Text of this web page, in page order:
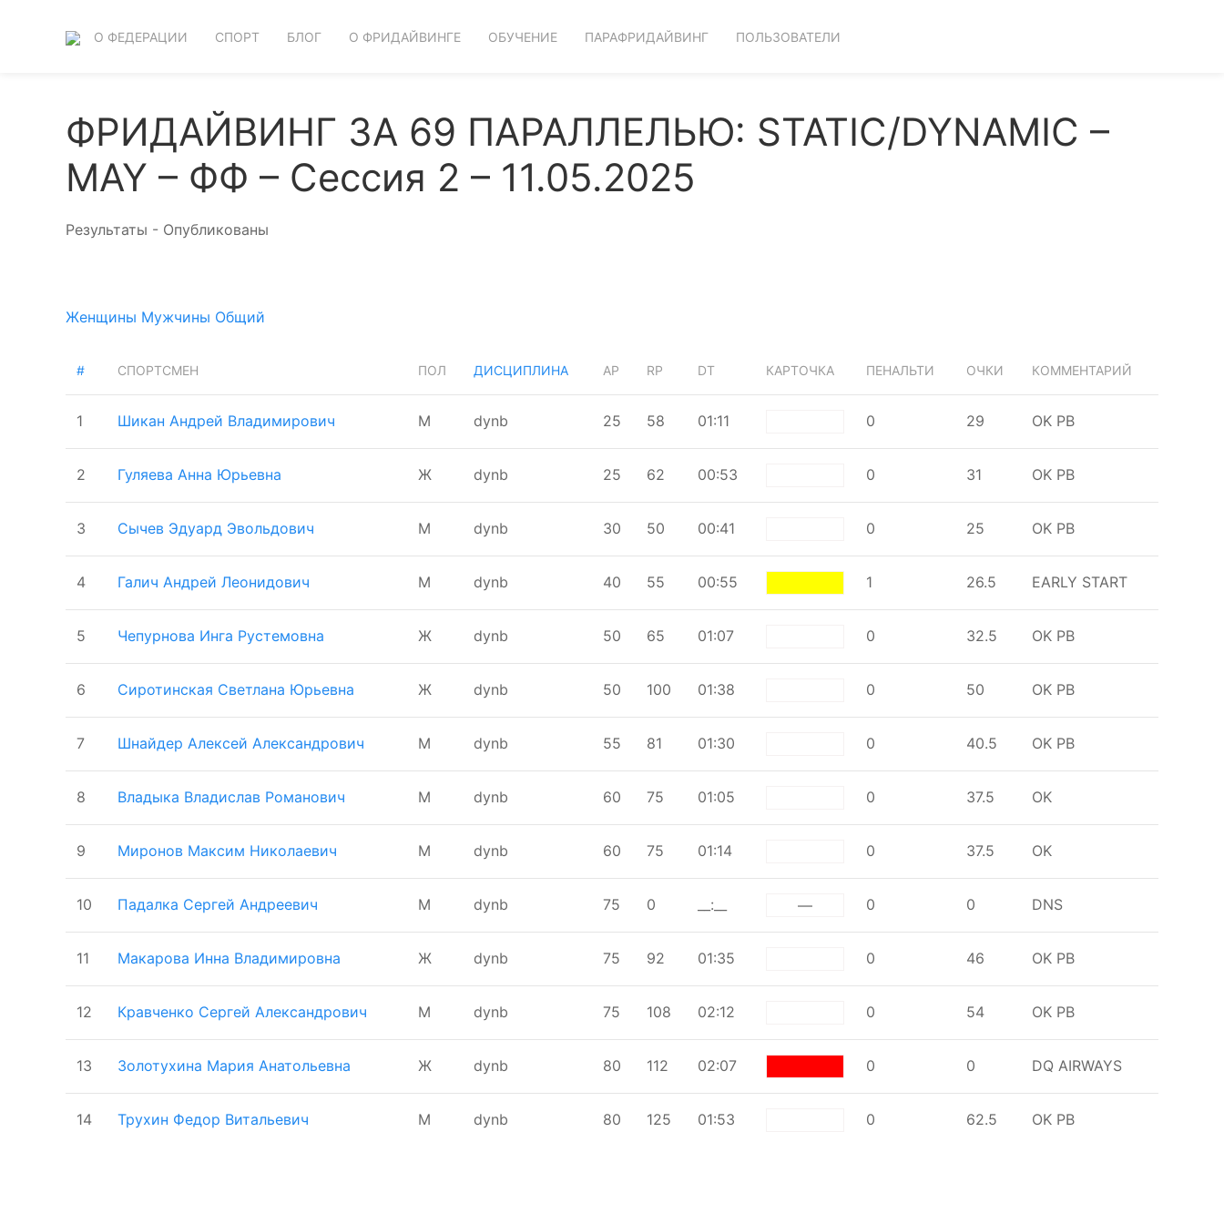
О ФЕДЕРАЦИИ СПОРТ БЛОГ О ФРИДАЙВИНГЕ ОБУЧЕНИЕ ПАРАФРИДАЙВИНГ ПОЛЬЗОВАТЕЛИ
ФРИДАЙВИНГ ЗА 69 ПАРАЛЛЕЛЬЮ: STATIC/DYNAMIC –
MAY – ФФ – Сессия 2 – 11.05.2025
Результаты - Опубликованы
Женщины Мужчины Общий
# СПОРТСМЕН ПОЛ ДИСЦИПЛИНА AP RP DT КАРТОЧКА ПЕНАЛЬТИ ОЧКИ КОММЕНТАРИЙ
1 Шикан Андрей Владимирович М dynb 25 58 01:11 0 29 OK PB
2 Гуляева Анна Юрьевна Ж dynb 25 62 00:53 0 31 OK PB
3 Сычев Эдуард Эвольдович М dynb 30 50 00:41 0 25 OK PB
4 Галич Андрей Леонидович М dynb 40 55 00:55 1 26.5 EARLY START
5 Чепурнова Инга Рустемовна Ж dynb 50 65 01:07 0 32.5 OK PB
6 Сиротинская Светлана Юрьевна Ж dynb 50 100 01:38 0 50 OK PB
7 Шнайдер Алексей Александрович М dynb 55 81 01:30 0 40.5 OK PB
8 Владыка Владислав Романович М dynb 60 75 01:05 0 37.5 OK
9 Миронов Максим Николаевич М dynb 60 75 01:14 0 37.5 OK
10 Падалка Сергей Андреевич М dynb 75 0 __:__ — 0 0 DNS
11 Макарова Инна Владимировна Ж dynb 75 92 01:35 0 46 OK PB
12 Кравченко Сергей Александрович М dynb 75 108 02:12 0 54 OK PB
13 Золотухина Мария Анатольевна Ж dynb 80 112 02:07 0 0 DQ AIRWAYS
14 Трухин Федор Витальевич М dynb 80 125 01:53 0 62.5 OK PB